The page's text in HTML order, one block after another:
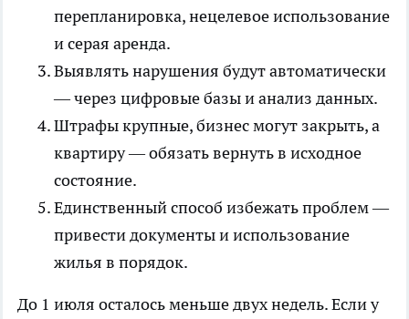
перепланировка, нецелевое использование
и серая аренда.
Выявлять нарушения будут автоматически
— через цифровые базы и анализ данных.
Штрафы крупные, бизнес могут закрыть, а
квартиру — обязать вернуть в исходное
состояние.
Единственный способ избежать проблем —
привести документы и использование
жилья в порядок.
До 1 июля осталось меньше двух недель. Если у